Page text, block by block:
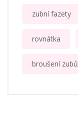
zubní fazety
rovnátka
broušení zubů